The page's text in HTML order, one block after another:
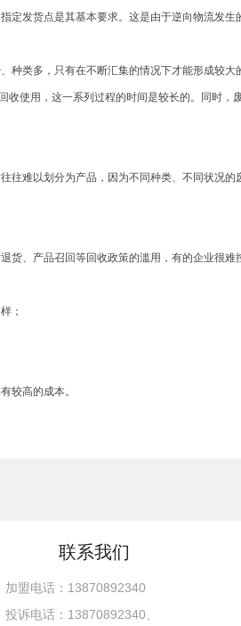
发货点是其基本要求。这是由于逆向物流发生
类多，只有在不断汇集的情况下才能形成较
收使用，这一系列过程的时间是较长的。同时
难以划分为产品，因为不同种类、不同状况
货、产品召回等回收政策的滥用，有的企业很
；
较高的成本。
联系我们
加盟电话：13870892340
投诉电话：13870892340、